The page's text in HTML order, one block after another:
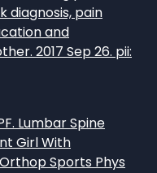
diagnosis, pain
and
2017 Sep 26. pii:
Lumbar Spine
Girl With
Sports Phys